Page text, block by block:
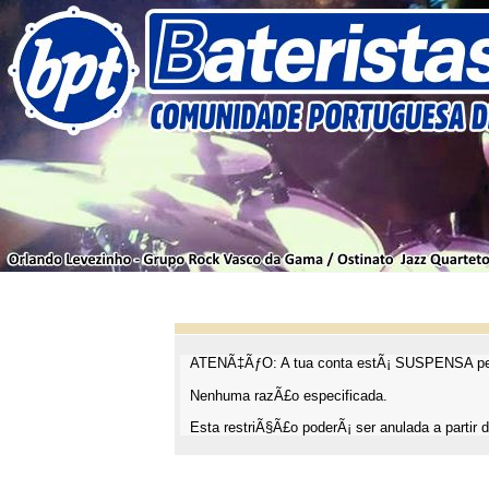
ATENÃ‡ÃƒO: A tua conta estÃ¡ SUSPENSA
Nenhuma razÃ£o especificada.
Esta restriÃ§Ã£o poderÃ¡ ser anulada a partir